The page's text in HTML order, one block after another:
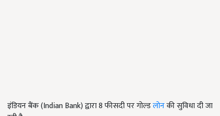
इंडियन बैंक (Indian Bank) द्वारा 8फीसदी पर गोल्डलोनकी सुविधा दी जा